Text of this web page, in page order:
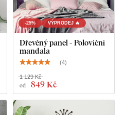
-25% VÝPRODEJ 🔥
Dřevěný panel - Poloviční
mandala
(4)
od 849 Kč
1 129 Kč